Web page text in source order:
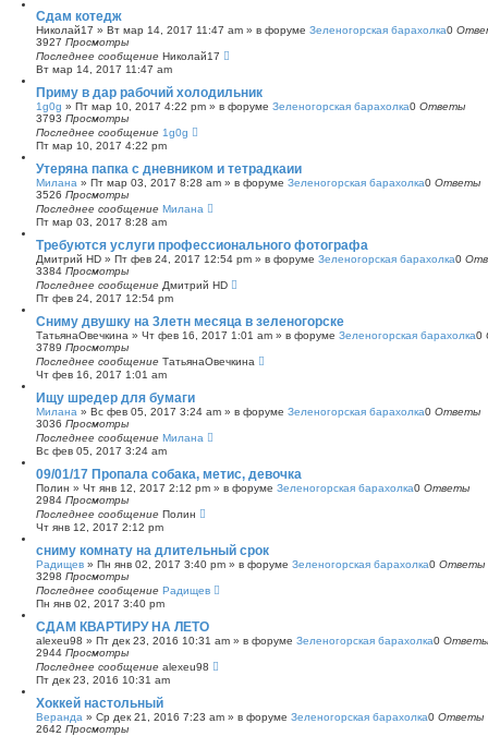
Сдам котедж
Николай17 » Вт мар 14, 2017 11:47 am » в форуме Зеленогорская барахолка0
3927 Просмотры
Последнее сообщение Николай17
Вт мар 14, 2017 11:47 am
Приму в дар рабочий холодильник
1g0g » Пт мар 10, 2017 4:22 pm » в форуме Зеленогорская барахолка0 Ответы
3793 Просмотры
Последнее сообщение 1g0g
Пт мар 10, 2017 4:22 pm
Утеряна папка с дневником и тетрадкаии
Милана » Пт мар 03, 2017 8:28 am » в форуме Зеленогорская барахолка0 Ответы
3526 Просмотры
Последнее сообщение Милана
Пт мар 03, 2017 8:28 am
Требуются услуги профессионального фотографа
Дмитрий HD » Пт фев 24, 2017 12:54 pm » в форуме Зеленогорская барахолка0
3384 Просмотры
Последнее сообщение Дмитрий HD
Пт фев 24, 2017 12:54 pm
Сниму двушку на 3летн месяца в зеленогорске
ТатьянаОвечкина » Чт фев 16, 2017 1:01 am » в форуме Зеленогорская барахолка0
3789 Просмотры
Последнее сообщение ТатьянаОвечкина
Чт фев 16, 2017 1:01 am
Ищу шредер для бумаги
Милана » Вс фев 05, 2017 3:24 am » в форуме Зеленогорская барахолка0 Ответы
3036 Просмотры
Последнее сообщение Милана
Вс фев 05, 2017 3:24 am
09/01/17 Пропала собака, метис, девочка
Полин » Чт янв 12, 2017 2:12 pm » в форуме Зеленогорская барахолка0 Ответы
2984 Просмотры
Последнее сообщение Полин
Чт янв 12, 2017 2:12 pm
сниму комнату на длительный срок
Радищев » Пн янв 02, 2017 3:40 pm » в форуме Зеленогорская барахолка0 Ответы
3298 Просмотры
Последнее сообщение Радищев
Пн янв 02, 2017 3:40 pm
СДАМ КВАРТИРУ НА ЛЕТО
alexeu98 » Пт дек 23, 2016 10:31 am » в форуме Зеленогорская барахолка0 Ответы
2944 Просмотры
Последнее сообщение alexeu98
Пт дек 23, 2016 10:31 am
Хоккей настольный
Веранда » Ср дек 21, 2016 7:23 am » в форуме Зеленогорская барахолка0 Ответы
2642 Просмотры